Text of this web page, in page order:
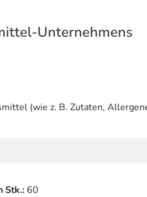
Unternehmens
(wie z. B. Zutaten,
Stk.: 60